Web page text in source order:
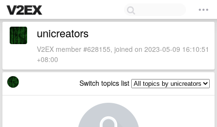
unicreators
V2EX member #628155, joined on 2023-05-09 16:10:51
+08:00
Switch topics list